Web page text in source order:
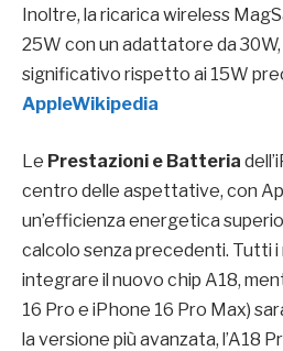
Inoltre, la ricarica wireless
25W con un adattatore da
significativo rispetto ai 15W
AppleWikipedia
Le Prestazioni e Batteria
centro delle aspettative, con
un’efficienza energetica
calcolo senza precedenti. Tutti
integrare il nuovo chip A18,
16 Pro e iPhone 16 Pro Max)
la versione più avanzata, l’A18